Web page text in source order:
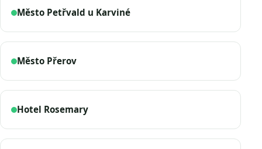
Město Petřvald u Karviné
Město Přerov
Hotel Rosemary